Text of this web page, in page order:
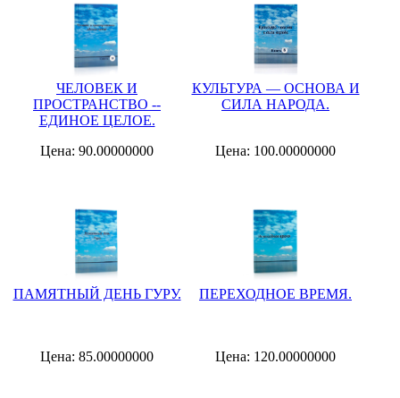
ЧЕЛОВЕК И
ПРОСТРАНСТВО --
ЕДИНОЕ ЦЕЛОЕ.
Цена: 90.00000000
КУЛЬТУРА — ОСНОВА И
СИЛА НАРОДА.
Цена: 100.00000000
ПАМЯТНЫЙ ДЕНЬ ГУРУ.
Цена: 85.00000000
ПЕРЕХОДНОЕ ВРЕМЯ.
Цена: 120.00000000